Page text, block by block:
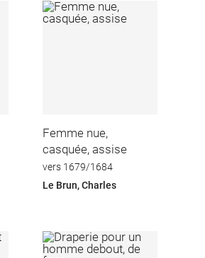
Femme nue,
casquée, assise
vers 1679/1684
Le Brun, Charles